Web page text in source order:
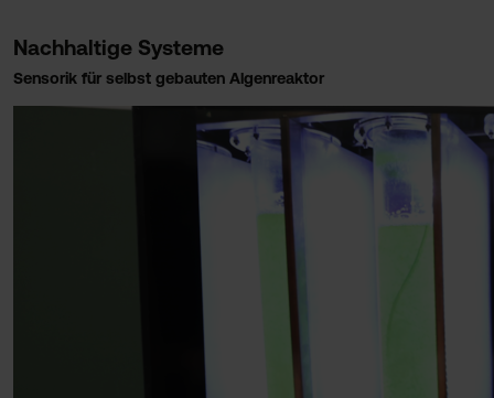
Nachhaltige Systeme
Sensorik für selbst gebauten Algenreaktor